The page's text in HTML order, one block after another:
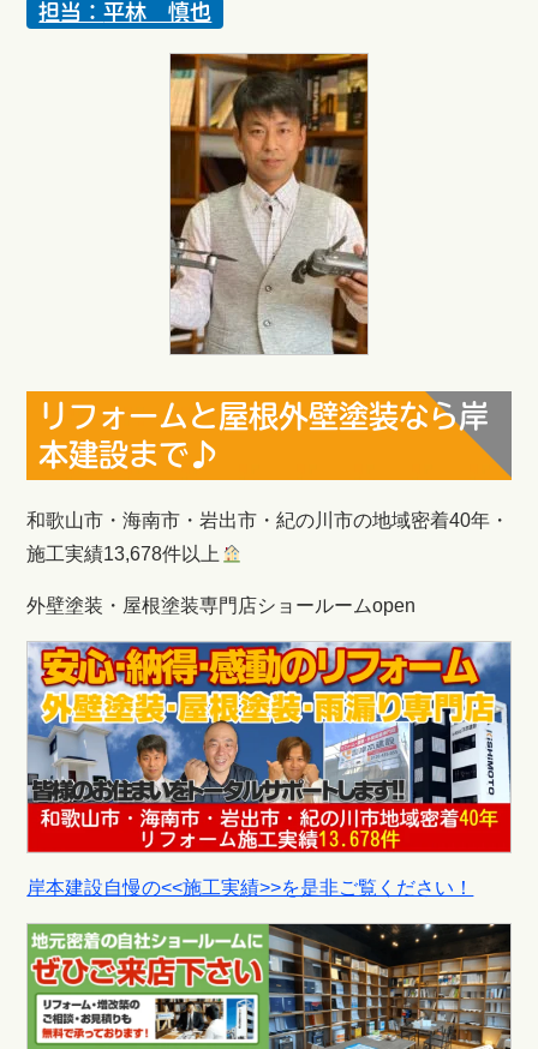
担当：平林 慎也
リフォームと屋根外壁塗装なら岸
本建設まで♪
和歌山市・海南市・岩出市・紀の川市の地域密着40年・
施工実績13,678件以上
外壁塗装・屋根塗装専門店ショールームopen
岸本建設自慢の<<施工実績>>を是非ご覧ください！